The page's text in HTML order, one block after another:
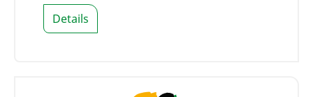
Details